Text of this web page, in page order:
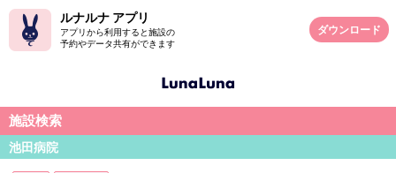
ルナルナ アプリ
アプリから利用すると施設の
予約やデータ共有ができます
ダウンロード
施設検索
池田病院